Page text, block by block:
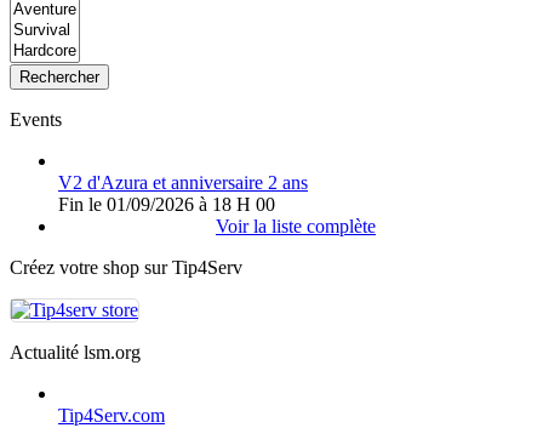
Rechercher
Events
V2 d'Azura et anniversaire 2 ans
Fin le 01/09/2026 à 18 H 00
Voir la liste complète
Créez votre shop sur Tip4Serv
Actualité lsm.org
Tip4Serv.com